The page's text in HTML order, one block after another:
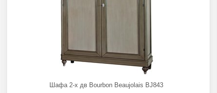
Шафа 2-х дв Bourbon Beaujolais BJ843